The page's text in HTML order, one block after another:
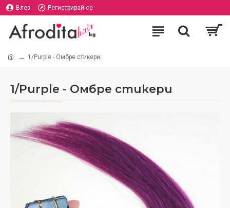
Влез Регистрирай се
1/Purple - Омбре стикери
1/Purple - Омбре стикери